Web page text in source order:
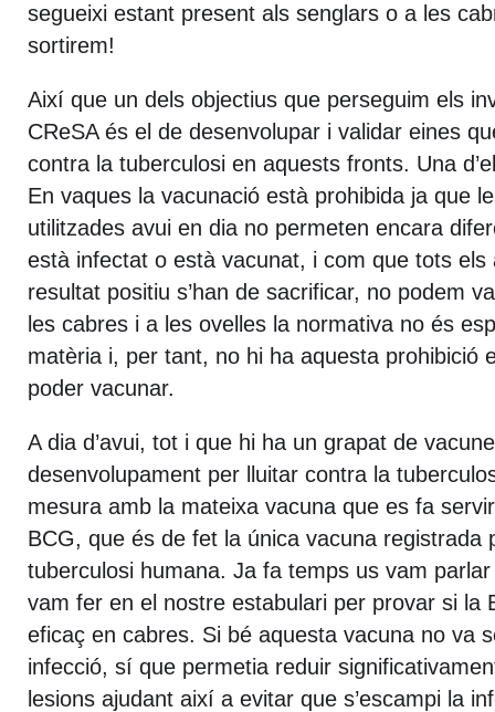
segueixi estant present als senglars o a les
sortirem!
Així que un dels objectius que perseguim els
CReSA és el de desenvolupar i validar eines
contra la tuberculosi en aquests fronts. Una
En vaques la vacunació està prohibida ja que
utilitzades avui en dia no permeten encara
està infectat o està vacunat, i com que tots els
resultat positiu s’han de sacrificar, no podem
les cabres i a les ovelles la normativa no és
matèria i, per tant, no hi ha aquesta prohibició
poder vacunar.
A dia d’avui, tot i que hi ha un grapat de
desenvolupament per lluitar contra la
mesura amb la mateixa vacuna que es fa
BCG, que és de fet la única vacuna registrada
tuberculosi humana. Ja fa temps us vam
vam fer en el nostre estabulari per provar si la
eficaç en cabres. Si bé aquesta vacuna no va
infecció, sí que permetia reduir
lesions ajudant així a evitar que s’escampi la